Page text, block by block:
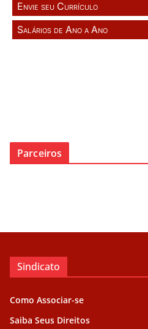
Envie seu Currículo
Salários de Ano a Ano
Parceiros
Sindicato
Como Associar-se
Saiba Seus Direitos